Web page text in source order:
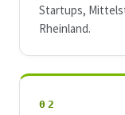
Startups,
Rheinland.
02